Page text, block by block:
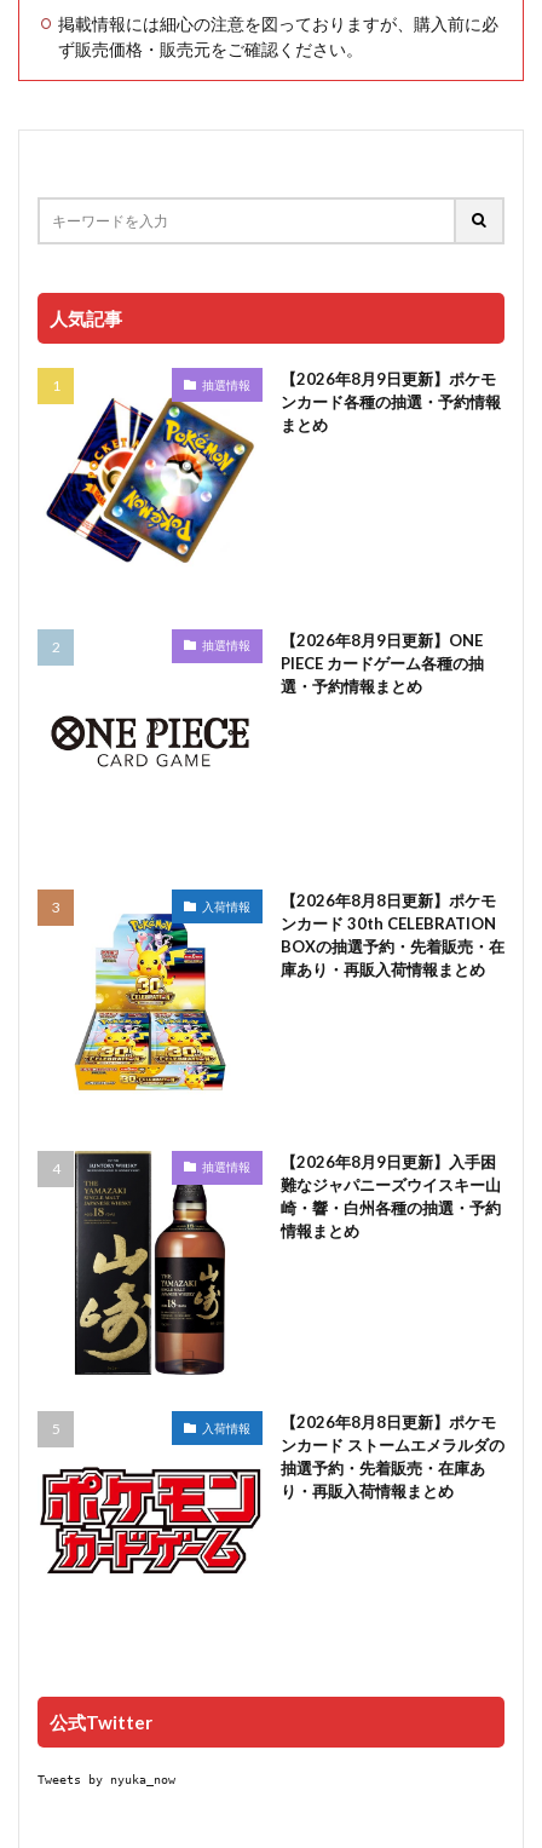
掲載情報には細心の注意を図っておりますが、購入前に必
ず販売価格・販売元をご確認ください。
人気記事
抽選情報
【2026年8月9日更新】ポケモ
ンカード各種の抽選・予約情報
まとめ
抽選情報
【2026年8月9日更新】ONE
PIECE カードゲーム各種の抽
選・予約情報まとめ
入荷情報
【2026年8月8日更新】ポケモ
ンカード 30th CELEBRATION
BOXの抽選予約・先着販売・在
庫あり・再販入荷情報まとめ
抽選情報
【2026年8月9日更新】入手困
難なジャパニーズウイスキー山
崎・響・白州各種の抽選・予約
情報まとめ
入荷情報
【2026年8月8日更新】ポケモ
ンカード ストームエメラルダの
抽選予約・先着販売・在庫あ
り・再販入荷情報まとめ
公式Twitter
Tweets by nyuka_now